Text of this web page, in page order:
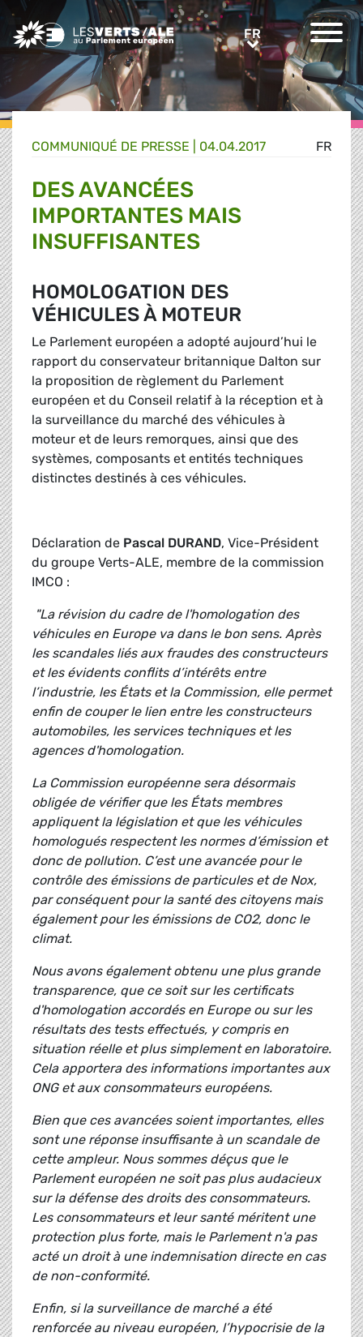
Greens/EFA Home FRFR
FR
COMMUNIQUÉ DE PRESSE 04.04.2017
DES AVANCÉES
IMPORTANTES MAIS
INSUFFISANTES
HOMOLOGATION DES
VÉHICULES À MOTEUR
Le Parlement européen a adopté aujourd’hui le
rapport du conservateur britannique Dalton sur
la proposition de règlement du Parlement
européen et du Conseil relatif à la réception et à
la surveillance du marché des véhicules à
moteur et de leurs remorques, ainsi que des
systèmes, composants et entités techniques
distinctes destinés à ces véhicules.
Déclaration de Pascal DURAND, Vice-Président
du groupe Verts-ALE, membre de la commission
IMCO :
"La révision du cadre de l'homologation des
véhicules en Europe va dans le bon sens. Après
les scandales liés aux fraudes des constructeurs
et les évidents conflits d’intérêts entre
l’industrie, les États et la Commission, elle permet
enfin de couper le lien entre les constructeurs
automobiles, les services techniques et les
agences d'homologation.
La Commission européenne sera désormais
obligée de vérifier que les États membres
appliquent la législation et que les véhicules
homologués respectent les normes d’émission et
donc de pollution. C’est une avancée pour le
contrôle des émissions de particules et de Nox,
par conséquent pour la santé des citoyens mais
également pour les émissions de CO2, donc le
climat.
Nous avons également obtenu une plus grande
transparence, que ce soit sur les certificats
d'homologation accordés en Europe ou sur les
résultats des tests effectués, y compris en
situation réelle et plus simplement en laboratoire.
Cela apportera des informations importantes aux
ONG et aux consommateurs européens.
Bien que ces avancées soient importantes, elles
sont une réponse insuffisante à un scandale de
cette ampleur. Nous sommes déçus que le
Parlement européen ne soit pas plus audacieux
sur la défense des droits des consommateurs.
Les consommateurs et leur santé méritent une
protection plus forte, mais le Parlement n'a pas
acté un droit à une indemnisation directe en cas
de non-conformité.
Enfin, si la surveillance de marché a été
renforcée au niveau européen, l’hypocrisie de la